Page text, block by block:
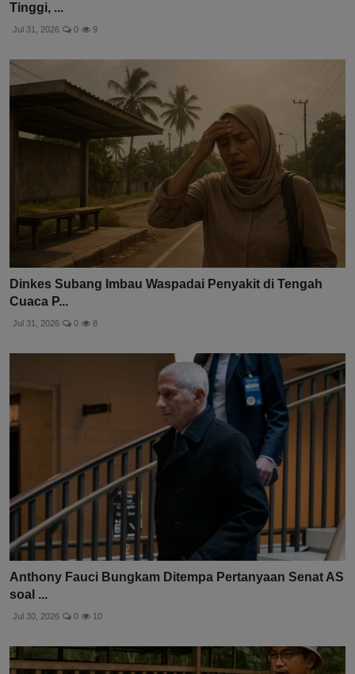
Tinggi, ...
Jul 31, 2026 0 9
Dinkes Subang Imbau Waspadai Penyakit di Tengah
Cuaca P...
Jul 31, 2026 0 8
Anthony Fauci Bungkam Ditempa Pertanyaan Senat AS
soal ...
Jul 30, 2026 0 10